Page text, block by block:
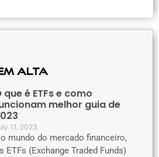
alta
que é ETFs e como
melhor guia de
11, 2023
mundo do mercado financeiro,
ETFs (Exchange Traded Funds)